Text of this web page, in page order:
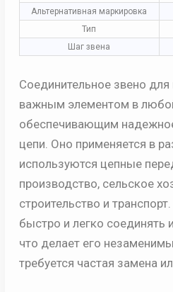
Альтернативная маркировка
Тип
Шаг звена
Соединительное звено для
важным элементом в
обеспечивающим
цепи. Оно применяется в
используются цепные
производство, сельское
строительство и
быстро и легко соединять
что делает его
требуется частая замена